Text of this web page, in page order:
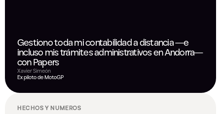
HECHOS Y NÚMEROS
Gestiono toda mi contabilidad a distancia —e
incluso mis trámites administrativos en Andorra—
con Papers
Xavier Simeón
Ex piloto de MotoGP